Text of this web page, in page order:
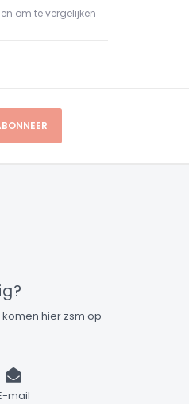
om te vergelijken
hier zsm op
mail